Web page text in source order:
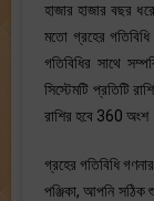
হাজার হাজার বছর
মতো গ্রহের
গতিবিধির সাথে
সিস্টেমটি প্রতিটি
রাশির হবে 360
গ্রহের গতিবিধি
পঞ্জিকা, আপনি সঠিক